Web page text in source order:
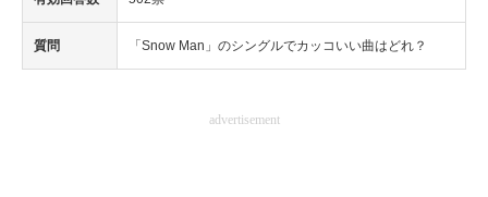
質問 「Snow Man」のシングルでカッコいい曲はどれ？
advertisement